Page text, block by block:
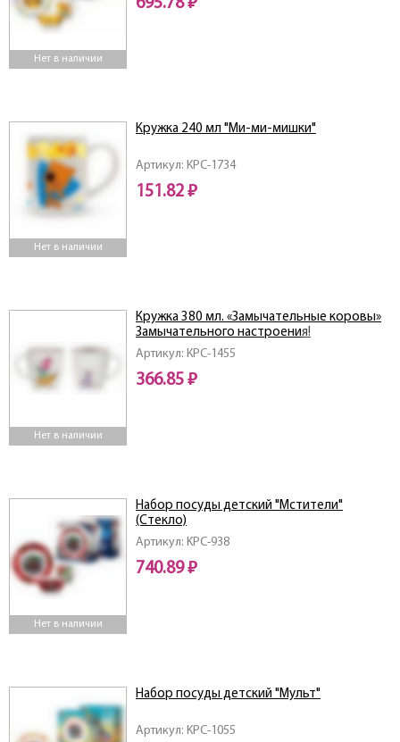
Нет в наличии
695.78 ₽
Нет в наличии
Артикул: КРС-1734
Кружка 240 мл "Ми-ми-мишки"
151.82 ₽
Нет в наличии
Артикул: КРС-1455
Кружка 380 мл. «Замычательные коровы»
Замычательного настроения!
366.85 ₽
Нет в наличии
Артикул: KPC-938
Набор посуды детский "Мстители"
(Стекло)
740.89 ₽
Артикул: KPC-1055
Набор посуды детский "Мульт"